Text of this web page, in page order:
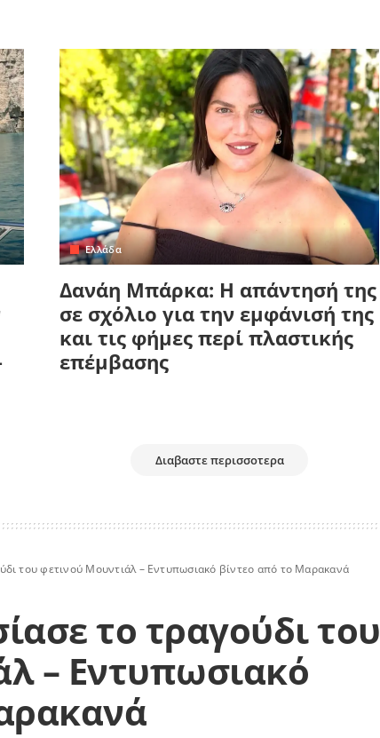
Ελλάδα
Δανάη Μπάρκα: Η απάντησή της
σε σχόλιο για την εμφάνισή της
και τις φήμες περί πλαστικής
επέμβασης
Διαβαστε περισσοτερα
του φετινού Μουντιάλ – Εντυπωσιακό βίντεο από το Μαρακανά
το τραγούδι του
– Εντυπωσιακό